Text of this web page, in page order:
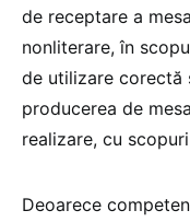
de receptare a
nonliterare, în
de utilizare corectă
producerea de
realizare, cu
Deoarece